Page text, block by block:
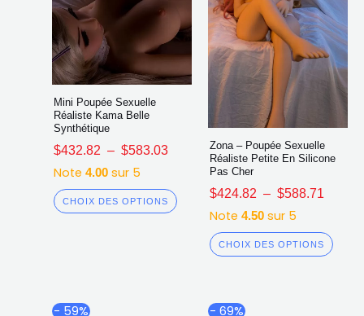
Mini Poupée Sexuelle
Réaliste Kama Belle
Synthétique
$432.82 – $583.03
Note 4.00sur 5
CHOIX DES OPTIONS
page
produit
Zona – Poupée Sexuelle
Réaliste Petite En Silicone
Pas Cher
$424.82 – $588.71
Note 4.50sur 5
CHOIX DES OPTIONS
page
du
- 59% - 69%